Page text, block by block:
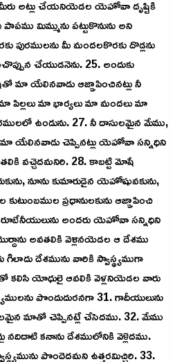
మీరు అట్లు చేయనియెడల యెహోవా దృష్టికి
మిమ్మును పట్టుకొనును అని
పురములను మీ మందలకొరకు దొడ్లను
చేయుడనెను. 25. అందుకు
మా యేలినవాడు ఆజ్ఞాపించినట్లు నీ
పిల్లలు మా భార్యలు మా మందలు మా
ఉండును. 27. నీ దాసులమైన మేము,
యేలినవాడు చెప్పినట్లు యెహోవా సన్నిధిని
వచ్చెదమనిరి. 28. కాబట్టి మోషే
నూను కుమారుడైన యెహోషువకును,
ప్రధానులకును ఆజ్ఞాపించి
అందరు యెహోవా సన్నిధిని
అవతలికి వెళ్లినయెడల ఆ దేశము
దేశమును వారికి స్వాస్థ్యముగా
కలిసి యోధులై ఆవలికి వెళ్లనియెడల వారు
పొందుదురనగా 31. గాదీయులును
మాతో చెప్పినట్లే చేసెదము. 32. మేము
కనాను దేశములోనికి వెళ్లెదము.
పొందెదమని ఉత్తరమిచ్చిరి. 33.